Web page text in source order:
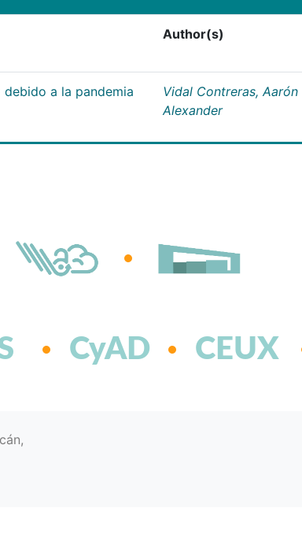
Author(s)
a la pandemia
Vidal Contreras, Aarón
Alexander
CyAD CEUX